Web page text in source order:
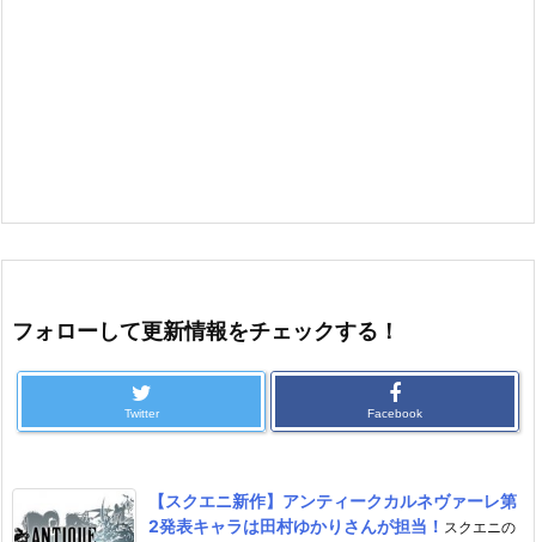
フォローして更新情報をチェックする！
Twitter Facebook
【スクエニ新作】アンティークカルネヴァーレ第
2発表キャラは田村ゆかりさんが担当！ スクエニの